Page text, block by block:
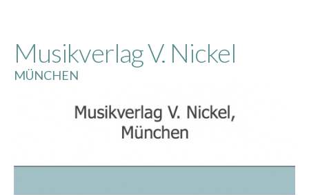
content
Musikverlag V. Nickel
MÜNCHEN